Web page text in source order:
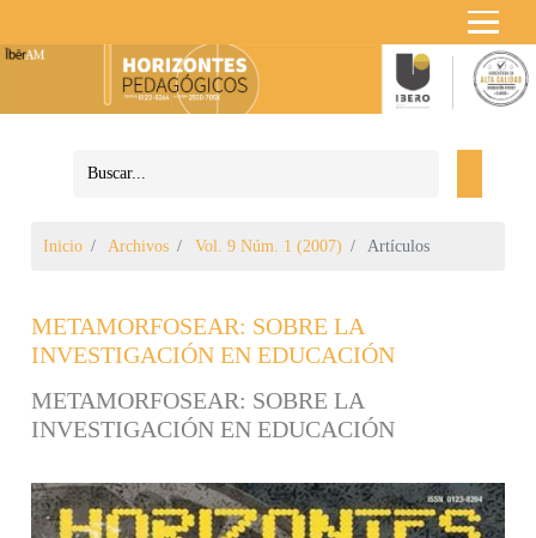
Inicio Archivos Vol. 9 Núm. 1 (2007) Artículos
METAMORFOSEAR: SOBRE LA
INVESTIGACIÓN EN EDUCACIÓN
METAMORFOSEAR: SOBRE LA
INVESTIGACIÓN EN EDUCACIÓN